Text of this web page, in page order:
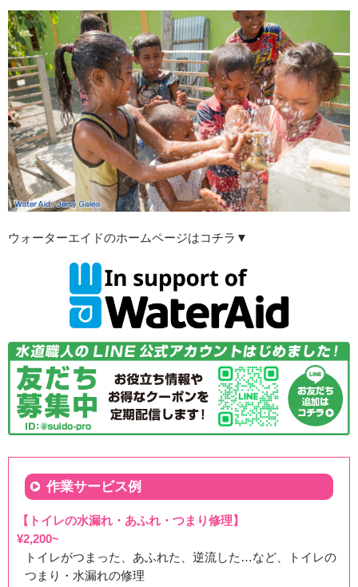
ウォーターエイドのホームページはコチラ▼
作業サービス例
【トイレの水漏れ・あふれ・つまり修理】
¥2,200~
トイレがつまった、あふれた、逆流した…など、トイレの
つまり・水漏れの修理